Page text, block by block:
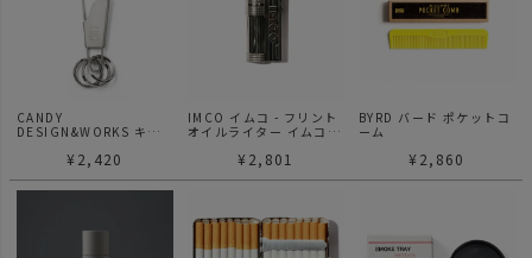
CANDY
DESIGN&WORKS キャ
リップ カラビナ
¥ 2,420
IMCO イムコ - フリント
オイルライター イムコ
¥ 2,801
BYRD バード ポケットコ
ーム
¥ 2,860